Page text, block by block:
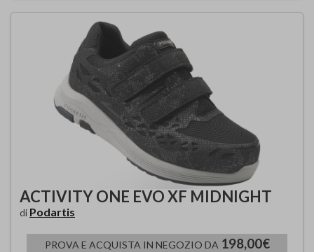
ACTIVITY ONE EVO XF MIDNIGHT
di Podartis
PROVA E ACQUISTA IN NEGOZIO DA 198,00€